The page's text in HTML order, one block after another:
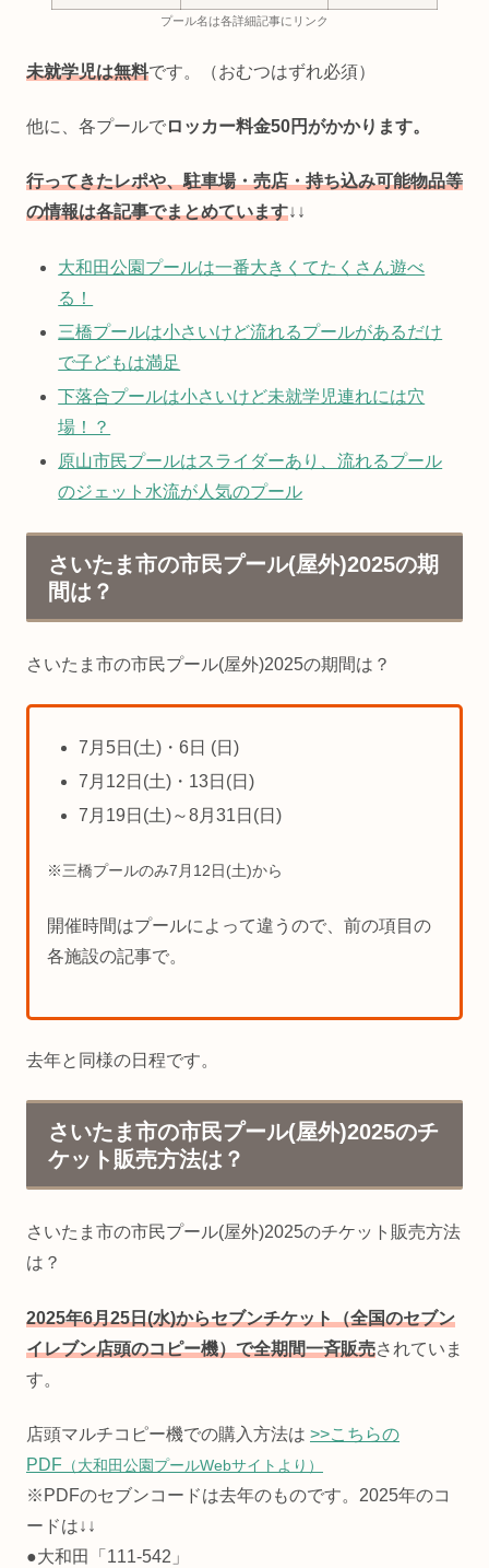
プール名は各詳細記事にリンク
未就学児は無料です。（おむつはずれ必須）
他に、各プールでロッカー料金50円がかかります。
行ってきたレポや、駐車場・売店・持ち込み可能物品等
の情報は各記事でまとめています↓↓
大和田公園プールは一番大きくてたくさん遊べ
る！
三橋プールは小さいけど流れるプールがあるだけ
で子どもは満足
下落合プールは小さいけど未就学児連れには穴
場！？
原山市民プールはスライダーあり、流れるプール
のジェット水流が人気のプール
さいたま市の市民プール(屋外)2025の期
間は？
さいたま市の市民プール(屋外)2025の期間は？
7月5日(土)・6日 (日)
7月12日(土)・13日(日)
7月19日(土)～8月31日(日)
※三橋プールのみ7月12日(土)から
開催時間はプールによって違うので、前の項目の
各施設の記事で。
去年と同様の日程です。
さいたま市の市民プール(屋外)2025のチ
ケット販売方法は？
さいたま市の市民プール(屋外)2025のチケット販売方法
は？
2025年6月25日(水)からセブンチケット（全国のセブン
イレブン店頭のコピー機）で全期間一斉販売されていま
す。
店頭マルチコピー機での購入方法は >>こちらの
PDF （大和田公園プールWebサイトより）
※PDFのセブンコードは去年のものです。2025年のコ
ードは↓↓
●大和田「111-542」